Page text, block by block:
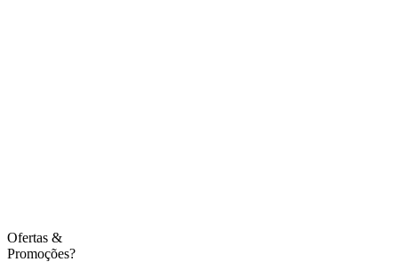
Ofertas &
Promoções?